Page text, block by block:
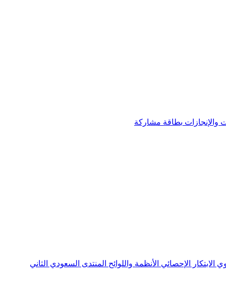
والإنجازات بطاقة مشاركة
الابتكار الإحصائي الأنظمة واللوائح المنتدى السعودي الثاني